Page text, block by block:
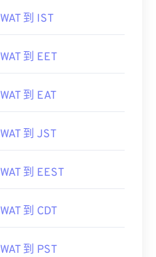
WAT 到 GMT
WAT 到 IST
WAT 到 EET
WAT 到 EAT
WAT 到 JST
WAT 到 EEST
WAT 到 CDT